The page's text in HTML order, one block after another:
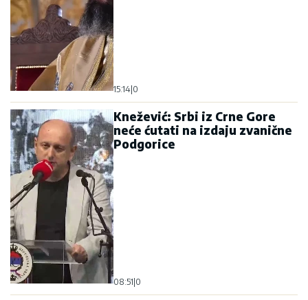
15:14 0
Knežević: Srbi iz Crne Gore
neće ćutati na izdaju zvanične
Podgorice
08:51 0